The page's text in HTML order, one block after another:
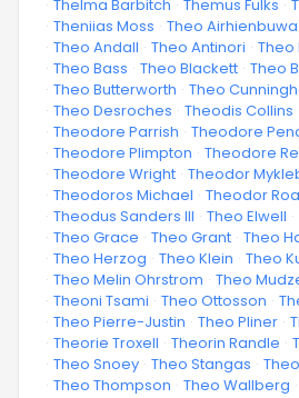
· Thelma Barbitch · Themus Fulks ·
· Theniias Moss · Theo Airhienbuwa
· Theo Andall · Theo Antinori ·
· Theo Bass · Theo Blackett · Theo
· Theo Butterworth · Theo
· Theo Desroches · Theodis Collins
· Theodore Parrish · Theodore
· Theodore Plimpton · Theodore
· Theodore Wright · Theodor
· Theodoros Michael · Theodor
· Theodus Sanders III · Theo Elwell ·
· Theo Grace · Theo Grant · Theo
· Theo Herzog · Theo Klein · Theo
· Theo Melin Ohrstrom · Theo
· Theoni Tsami · Theo Ottosson ·
· Theo Pierre-Justin · Theo Pliner ·
· Theorie Troxell · Theorin Randle ·
· Theo Snoey · Theo Stangas ·
· Theo Thompson · Theo Wallberg ·